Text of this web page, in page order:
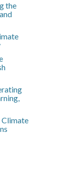
the
Climate